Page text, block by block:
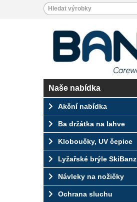
Naše nabídka
Akční nabídka
Ba držátka na lahve
Kloboučky, UV čepice
Lyžařské brýle SkiBanz
Návleky na nožičky
Ochrana sluchu